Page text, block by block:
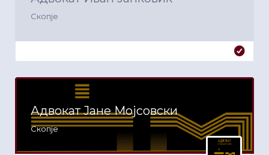
Скопје
Адвокат Јане Мојсовски
Скопје